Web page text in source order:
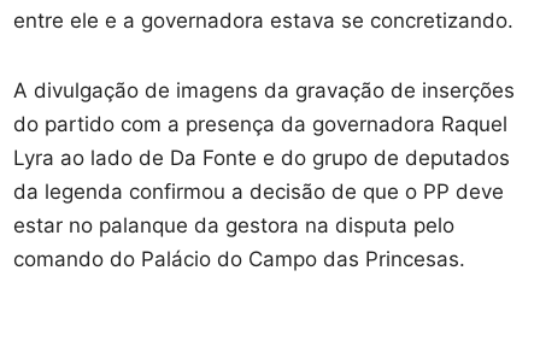
entre ele e a governadora estava se concretizando.
A divulgação de imagens da gravação de inserções
do partido com a presença da governadora Raquel
Lyra ao lado de Da Fonte e do grupo de deputados
da legenda confirmou a decisão de que o PP deve
estar no palanque da gestora na disputa pelo
comando do Palácio do Campo das Princesas.